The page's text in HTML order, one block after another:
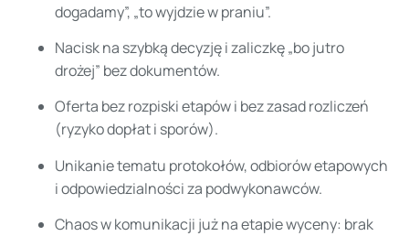
dogadamy”, „to wyjdzie w praniu”.
Nacisk na szybką decyzję i zaliczkę „bo jutro
drożej” bez dokumentów.
Oferta bez rozpiski etapów i bez zasad rozliczeń
(ryzyko dopłat i sporów).
Unikanie tematu protokołów, odbiorów etapowych
i odpowiedzialności za podwykonawców.
Chaos w komunikacji już na etapie wyceny: brak